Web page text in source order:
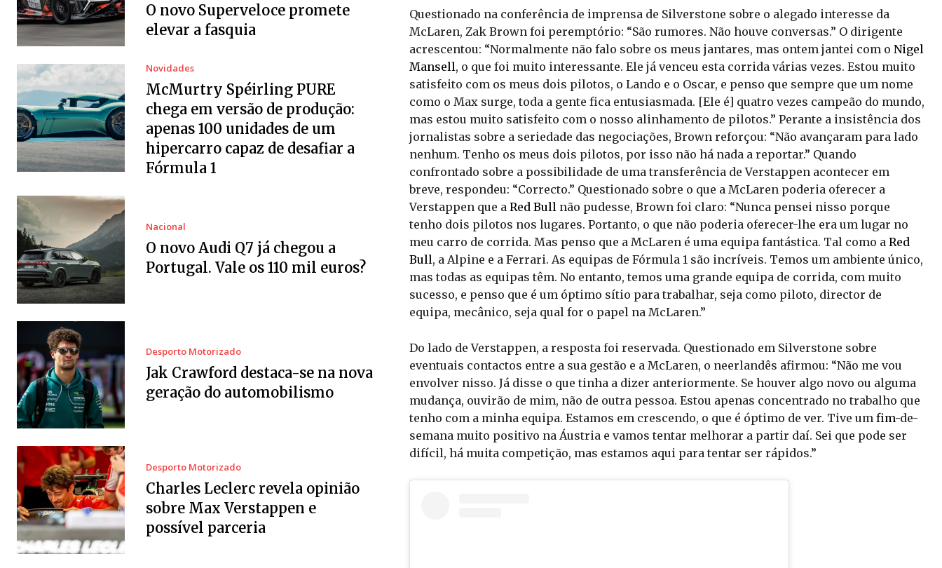
O novo Superveloce promete
elevar a fasquia
Novidades
McMurtry Spéirling PURE
chega em versão de produção:
apenas 100 unidades de um
hipercarro capaz de desafiar a
Fórmula 1
Nacional
O novo Audi Q7 já chegou a
Portugal. Vale os 110 mil euros?
Desporto Motorizado
Jak Crawford destaca-se na nova
geração do automobilismo
Desporto Motorizado
Charles Leclerc revela opinião
sobre Max Verstappen e
possível parceria
Questionado na conferência de imprensa de Silverstone sobre o alegado interesse da
McLaren, Zak Brown foi peremptório: “São rumores. Não houve conversas.” O dirigente
acrescentou: “Normalmente não falo sobre os meus jantares, mas ontem jantei com o Nigel
Mansell, o que foi muito interessante. Ele já venceu esta corrida várias vezes. Estou muito
satisfeito com os meus dois pilotos, o Lando e o Oscar, e penso que sempre que um nome
como o Max surge, toda a gente fica entusiasmada. [Ele é] quatro vezes campeão do mundo,
mas estou muito satisfeito com o nosso alinhamento de pilotos.” Perante a insistência dos
jornalistas sobre a seriedade das negociações, Brown reforçou: “Não avançaram para lado
nenhum. Tenho os meus dois pilotos, por isso não há nada a reportar.” Quando
confrontado sobre a possibilidade de uma transferência de Verstappen acontecer em
breve, respondeu: “Correcto.” Questionado sobre o que a McLaren poderia oferecer a
Verstappen que a Red Bull não pudesse, Brown foi claro: “Nunca pensei nisso porque
tenho dois pilotos nos lugares. Portanto, o que não poderia oferecer-lhe era um lugar no
meu carro de corrida. Mas penso que a McLaren é uma equipa fantástica. Tal como a Red
Bull, a Alpine e a Ferrari. As equipas de Fórmula 1 são incríveis. Temos um ambiente único,
mas todas as equipas têm. No entanto, temos uma grande equipa de corrida, com muito
sucesso, e penso que é um óptimo sítio para trabalhar, seja como piloto, director de
equipa, mecânico, seja qual for o papel na McLaren.”
Do lado de Verstappen, a resposta foi reservada. Questionado em Silverstone sobre
eventuais contactos entre a sua gestão e a McLaren, o neerlandês afirmou: “Não me vou
envolver nisso. Já disse o que tinha a dizer anteriormente. Se houver algo novo ou alguma
mudança, ouvirão de mim, não de outra pessoa. Estou apenas concentrado no trabalho que
tenho com a minha equipa. Estamos em crescendo, o que é óptimo de ver. Tive um fim-de-
semana muito positivo na Áustria e vamos tentar melhorar a partir daí. Sei que pode ser
difícil, há muita competição, mas estamos aqui para tentar ser rápidos.”